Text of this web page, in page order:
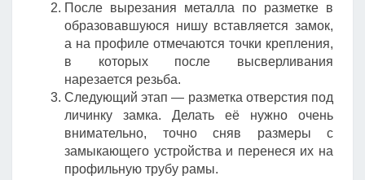
После вырезания металла по разметке в
образовавшуюся нишу вставляется замок,
а на профиле отмечаются точки крепления,
в которых после высверливания
нарезается резьба.
Следующий этап — разметка отверстия под
личинку замка. Делать её нужно очень
внимательно, точно сняв размеры с
замыкающего устройства и перенеся их на
профильную трубу рамы.